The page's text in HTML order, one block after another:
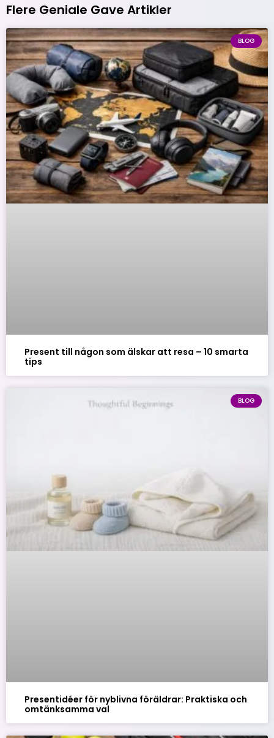
Flere Geniale Gave Artikler
BLOG
Present till någon som älskar att resa – 10 smarta
tips
BLOG
Presentidéer för nyblivna föräldrar: Praktiska och
omtänksamma val